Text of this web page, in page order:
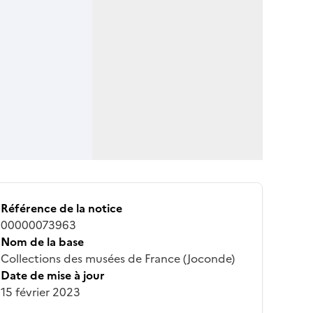
Référence de la notice
00000073963
Nom de la base
Collections des musées de France (Joconde)
Date de mise à jour
15 février 2023